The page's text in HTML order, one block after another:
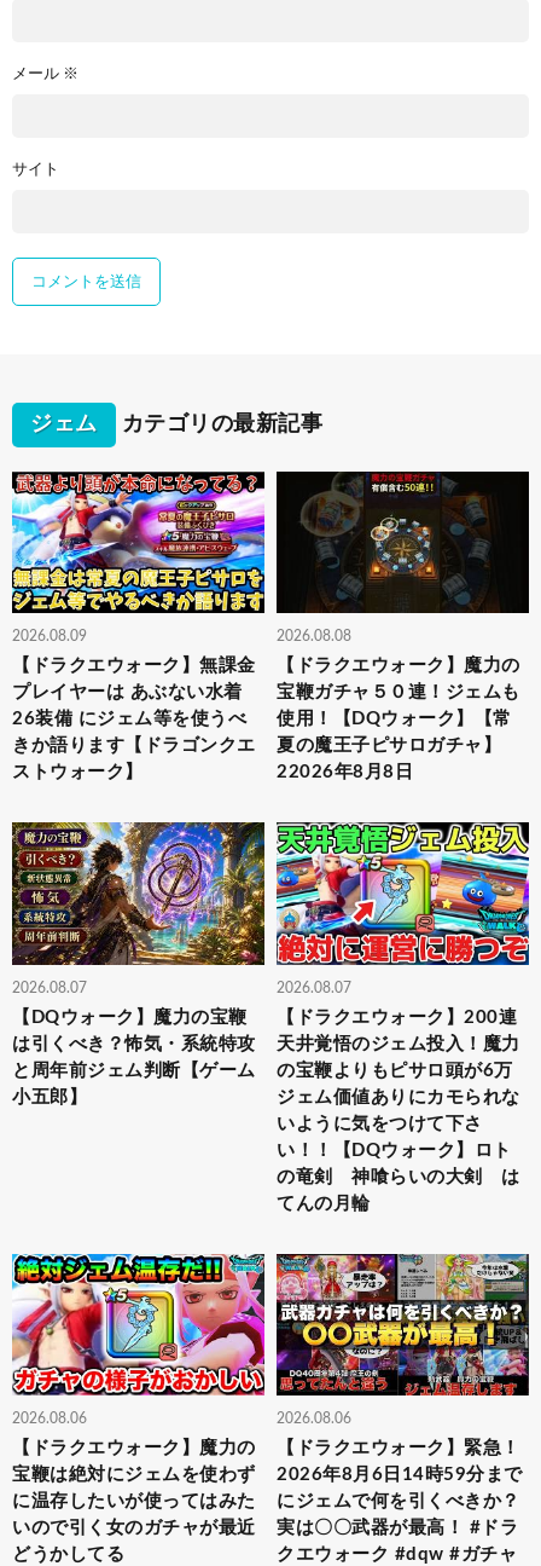
メール ※
サイト
ジェム カテゴリの最新記事
2026.08.09
【ドラクエウォーク】無課金
プレイヤーは あぶない水着
26装備 にジェム等を使うべ
きか語ります【ドラゴンクエ
ストウォーク】
2026.08.08
【ドラクエウォーク】魔力の
宝鞭ガチャ５０連！ジェムも
使用！【DQウォーク】【常
夏の魔王子ピサロガチャ】
22026年8月8日
2026.08.07
【DQウォーク】魔力の宝鞭
は引くべき？怖気・系統特攻
と周年前ジェム判断【ゲーム
小五郎】
2026.08.07
【ドラクエウォーク】200連
天井覚悟のジェム投入！魔力
の宝鞭よりもピサロ頭が6万
ジェム価値ありにカモられな
いように気をつけて下さ
い！！【DQウォーク】ロト
の竜剣 神喰らいの大剣 は
てんの月輪
2026.08.06
【ドラクエウォーク】魔力の
宝鞭は絶対にジェムを使わず
に温存したいが使ってはみた
いので引く女のガチャが最近
どうかしてる
2026.08.06
【ドラクエウォーク】緊急！
2026年8月6日14時59分まで
にジェムで何を引くべきか？
実は〇〇武器が最高！ #ドラ
クエウォーク #dqw #ガチャ